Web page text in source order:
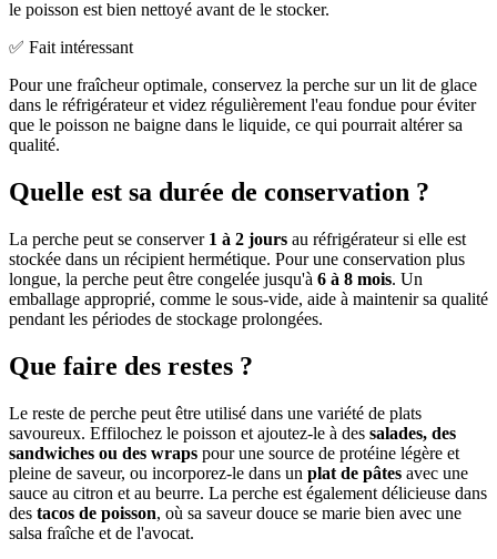
le poisson est bien nettoyé avant de le stocker.
✅ Fait intéressant
Pour une fraîcheur optimale, conservez la perche sur un lit de glace
dans le réfrigérateur et videz régulièrement l'eau fondue pour éviter
que le poisson ne baigne dans le liquide, ce qui pourrait altérer sa
qualité.
Quelle est sa durée de conservation ?
La perche peut se conserver 1 à 2 jours au réfrigérateur si elle est
stockée dans un récipient hermétique. Pour une conservation plus
longue, la perche peut être congelée jusqu'à 6 à 8 mois. Un
emballage approprié, comme le sous-vide, aide à maintenir sa qualité
pendant les périodes de stockage prolongées.
Que faire des restes ?
Le reste de perche peut être utilisé dans une variété de plats
savoureux. Effilochez le poisson et ajoutez-le à des salades, des
sandwiches ou des wraps pour une source de protéine légère et
pleine de saveur, ou incorporez-le dans un plat de pâtes avec une
sauce au citron et au beurre. La perche est également délicieuse dans
des tacos de poisson, où sa saveur douce se marie bien avec une
salsa fraîche et de l'avocat.